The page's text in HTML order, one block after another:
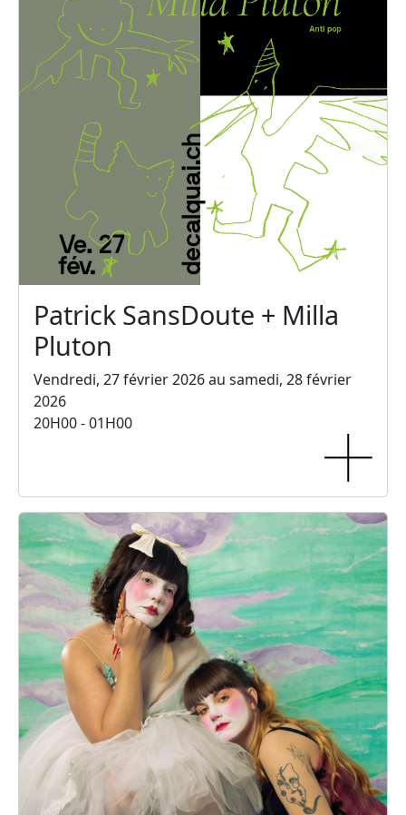
Patrick SansDoute + Milla
Pluton
Vendredi, 27 février 2026 au samedi, 28 février
2026
20H00 - 01H00